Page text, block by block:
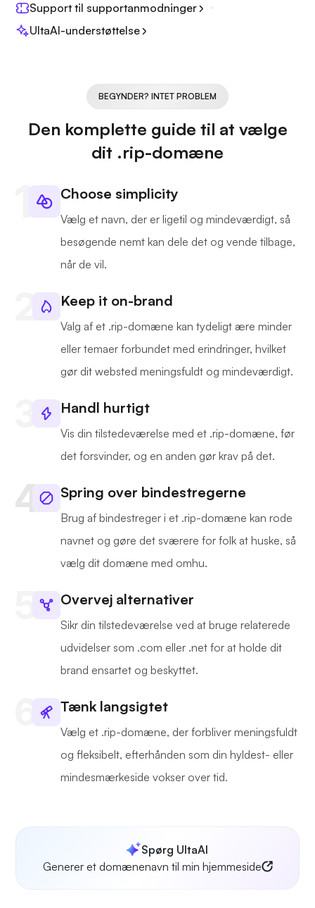
Support til supportanmodninger
UltaAI-understøttelse
BEGYNDER? INTET PROBLEM
Den komplette guide til at vælge
dit .rip-domæne
Choose simplicity
Vælg et navn, der er ligetil og mindeværdigt, så
besøgende nemt kan dele det og vende tilbage,
når de vil.
Keep it on-brand
Valg af et .rip-domæne kan tydeligt ære minder
eller temaer forbundet med erindringer, hvilket
gør dit websted meningsfuldt og mindeværdigt.
Handl hurtigt
Vis din tilstedeværelse med et .rip-domæne, før
det forsvinder, og en anden gør krav på det.
Spring over bindestregerne
Brug af bindestreger i et .rip-domæne kan rode
navnet og gøre det sværere for folk at huske, så
vælg dit domæne med omhu.
Overvej alternativer
Sikr din tilstedeværelse ved at bruge relaterede
udvidelser som .com eller .net for at holde dit
brand ensartet og beskyttet.
Tænk langsigtet
Vælg et .rip-domæne, der forbliver meningsfuldt
og fleksibelt, efterhånden som din hyldest- eller
mindesmærkeside vokser over tid.
Spørg UltaAI
Generer et domænenavn til min hjemmeside